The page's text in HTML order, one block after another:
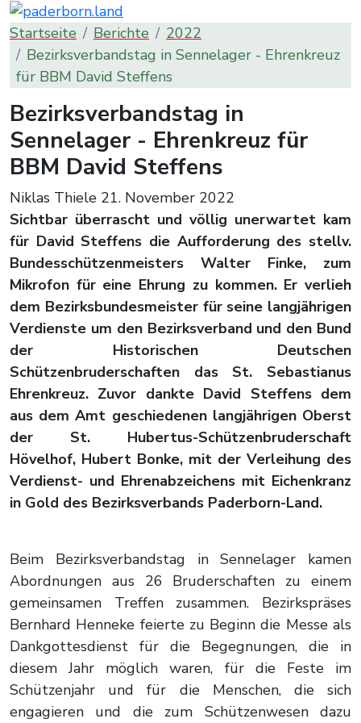
Startseite Berichte
2022
Bezirksverbandstag in Sennelager - Ehrenkreuz
für BBM David Steffens
Bezirksverbandstag in
Sennelager - Ehrenkreuz für
BBM David Steffens
Niklas Thiele 21. November 2022
Sichtbar überrascht und völlig unerwartet kam
für David Steffens die Aufforderung des stellv.
Bundesschützenmeisters Walter Finke, zum
Mikrofon für eine Ehrung zu kommen. Er verlieh
dem Bezirksbundesmeister für seine langjährigen
Verdienste um den Bezirksverband und den Bund
der Historischen Deutschen
Schützenbruderschaften das St. Sebastianus
Ehrenkreuz. Zuvor dankte David Steffens dem
aus dem Amt geschiedenen langjährigen Oberst
der St. Hubertus-Schützenbruderschaft
Hövelhof, Hubert Bonke, mit der Verleihung des
Verdienst- und Ehrenabzeichens mit Eichenkranz
in Gold des Bezirksverbands Paderborn-Land.
Beim Bezirksverbandstag in Sennelager kamen
Abordnungen aus 26 Bruderschaften zu einem
gemeinsamen Treffen zusammen. Bezirkspräses
Bernhard Henneke feierte zu Beginn die Messe als
Dankgottesdienst für die Begegnungen, die in
diesem Jahr möglich waren, für die Feste im
Schützenjahr und für die Menschen, die sich
engagieren und die zum Schützenwesen dazu